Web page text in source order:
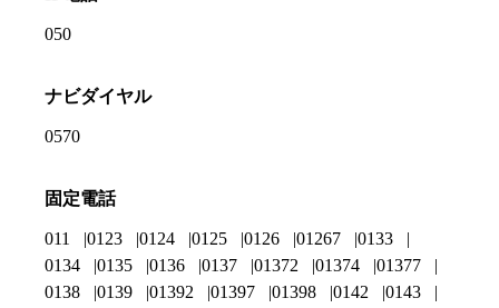
050
ナビダイヤル
0570
固定電話
011 0123 0124 0125 0126 01267
0133
0134
0135 0136 0137 01372 01374
01377
0138
0139 01392 01397 01398 0142
0143